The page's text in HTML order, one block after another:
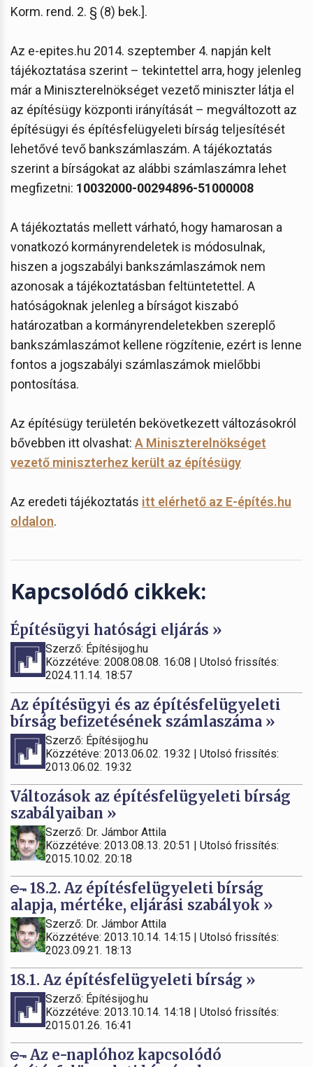
Korm. rend. 2. § (8) bek.].
Az e-epites.hu 2014. szeptember 4. napján kelt
tájékoztatása szerint – tekintettel arra, hogy jelenleg
már a Miniszterelnökséget vezető miniszter látja el
az építésügy központi irányítását – megváltozott az
építésügyi és építésfelügyeleti bírság teljesítését
lehetővé tevő bankszámlaszám. A tájékoztatás
szerint a bírságokat az alábbi számlaszámra lehet
megfizetni: 10032000-00294896-51000008
A tájékoztatás mellett várható, hogy hamarosan a
vonatkozó kormányrendeletek is módosulnak,
hiszen a jogszabályi bankszámlaszámok nem
azonosak a tájékoztatásban feltüntetettel. A
hatóságoknak jelenleg a bírságot kiszabó
határozatban a kormányrendeletekben szereplő
bankszámlaszámot kellene rögzítenie, ezért is lenne
fontos a jogszabályi számlaszámok mielőbbi
pontosítása.
Az építésügy területén bekövetkezett változásokról
bővebben itt olvashat: A Miniszterelnökséget
vezető miniszterhez került az építésügy
Az eredeti tájékoztatás itt elérhető az E-építés.hu
oldalon.
Kapcsolódó cikkek:
Építésügyi hatósági eljárás »
Szerző: Építésijog.hu
Közzétéve: 2008.08.08. 16:08 | Utolsó frissítés:
2024.11.14. 18:57
Az építésügyi és az építésfelügyeleti
bírság befizetésének számlaszáma »
Szerző: Építésijog.hu
Közzétéve: 2013.06.02. 19:32 | Utolsó frissítés:
2013.06.02. 19:32
Változások az építésfelügyeleti bírság
szabályaiban »
Szerző: Dr. Jámbor Attila
Közzétéve: 2013.08.13. 20:51 | Utolsó frissítés:
2015.10.02. 20:18
18.2. Az építésfelügyeleti bírság
alapja, mértéke, eljárási szabályok »
Szerző: Dr. Jámbor Attila
Közzétéve: 2013.10.14. 14:15 | Utolsó frissítés:
2023.09.21. 18:13
18.1. Az építésfelügyeleti bírság »
Szerző: Építésijog.hu
Közzétéve: 2013.10.14. 14:18 | Utolsó frissítés:
2015.01.26. 16:41
Az e-naplóhoz kapcsolódó